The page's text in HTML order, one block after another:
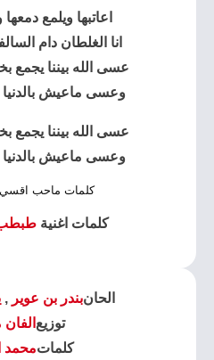
اعاتبها ويلمع
انا الغلطان دام
عسى الله بيننا يجمع
وعسى ماعيش بالدنيا
عسى الله بيننا يجمع
وعسى ماعيش بالدنيا
كلمات ماحب اقسي
كلمات اغنية
الحانبندر بن عوير ,
توزيع
كلماتمحمد